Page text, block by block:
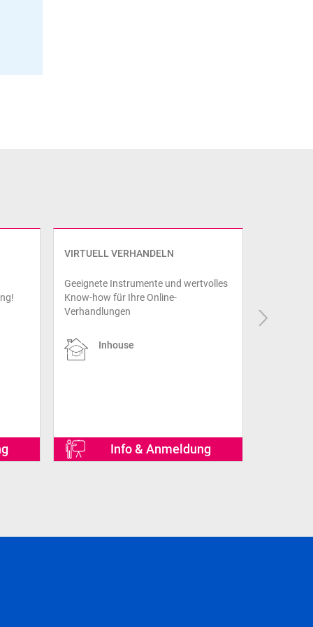
VIRTUELL VERHANDELN
Geeignete Instrumente und wertvolles
Know-how für Ihre Online-
Verhandlungen
Inhouse
Info & Anmeldung